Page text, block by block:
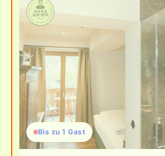
Bis zu 1 Gast